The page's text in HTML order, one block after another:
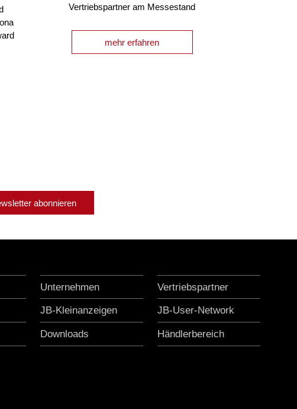
Vertriebspartner am Messestand
mehr erfahren
abonnieren
Unternehmen Vertriebspartner
JB-Kleinanzeigen JB-User-Network
Downloads Händlerbereich